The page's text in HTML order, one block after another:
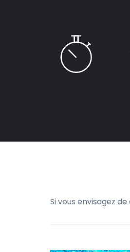
ne peut plus s'en passer.
Si vous envisagez